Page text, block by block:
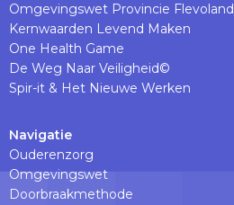
Omgevingswet Provincie Flevoland
Kernwaarden Levend Maken
One Health Game
De Weg Naar Veiligheid©
Spir-it & Het Nieuwe Werken
Navigatie
Ouderenzorg
Omgevingswet
Doorbraakmethode